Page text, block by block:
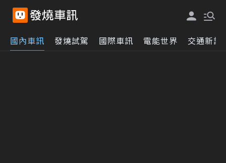
國內車訊 發燒試駕 國際車訊 電能世界 交通新訊